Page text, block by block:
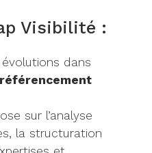
Visibilité :
dans
sur l’analyse
la structuration